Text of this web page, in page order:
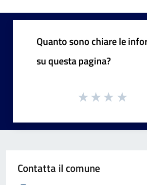
Quanto sono chiare le
su questa pagina?
Contatta il comune